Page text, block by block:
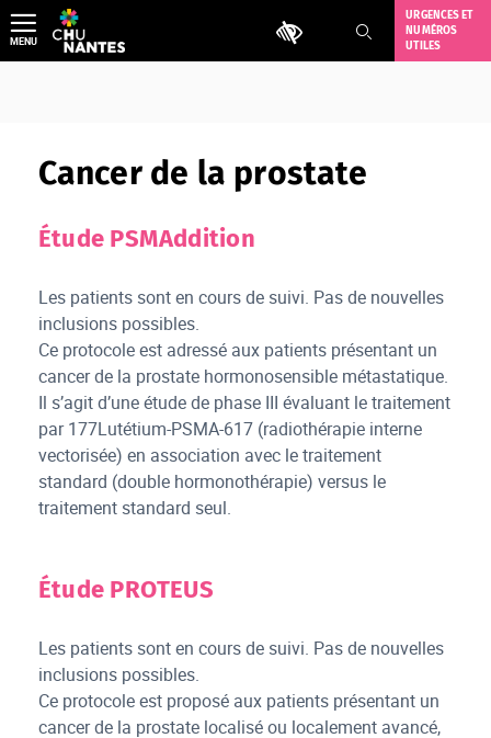
Aller
au
contenu
Outils d'accessibilité
URGENCES ET
NUMÉROS
UTILES
MENU
Cancer de la prostate
Étude PSMAddition
Les patients sont en cours de suivi. Pas de nouvelles
inclusions possibles.
Ce protocole est adressé aux patients présentant un
cancer de la prostate hormonosensible métastatique.
Il s’agit d’une étude de phase III évaluant le traitement
par 177Lutétium-PSMA-617 (radiothérapie interne
vectorisée) en association avec le traitement
standard (double hormonothérapie) versus le
traitement standard seul.
Étude PROTEUS
Les patients sont en cours de suivi. Pas de nouvelles
inclusions possibles.
Ce protocole est proposé aux patients présentant un
cancer de la prostate localisé ou localement avancé,